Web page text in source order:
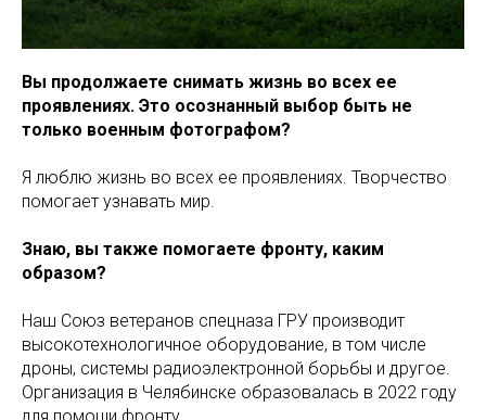
Вы продолжаете снимать жизнь во всех ее
проявлениях. Это осознанный выбор быть не
только военным фотографом?
Я люблю жизнь во всех ее проявлениях. Творчество
помогает узнавать мир.
Знаю, вы также помогаете фронту, каким
образом?
Наш Союз ветеранов спецназа ГРУ производит
высокотехнологичное оборудование, в том числе
дроны, системы радиоэлектронной борьбы и другое.
Организация в Челябинске образовалась в 2022 году
для помощи фронту.